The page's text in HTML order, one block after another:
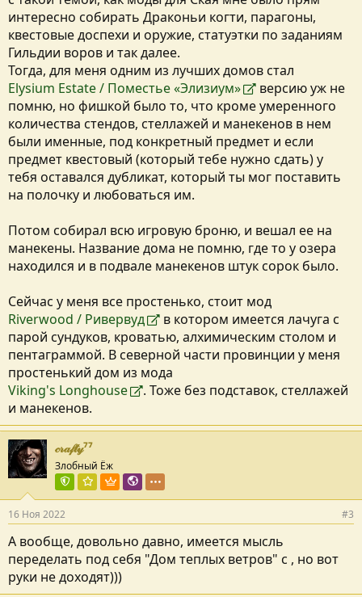
интересно собирать Драконьи когти, парагоны,
квестовые доспехи и оружие, статуэтки по заданиям
Гильдии воров и так далее.
Тогда, для меня одним из лучших домов стал
Elysium Estate / Поместье «Элизиум»
версию уж не
помню, но фишкой было то, что кроме умеренного
количества стендов, стеллажей и манекенов в нем
были именные, под конкретный предмет и если
предмет квестовый (который тебе нужно сдать) у
тебя оставался дубликат, который ты мог поставить
на полочку и любоваться им.
Потом собирал всю игровую броню, и вешал ее на
манекены. Название дома не помню, где то у озера
находился и в подвале манекенов штук сорок было.
Сейчас у меня все простенько, стоит мод
Riverwood / Ривервуд
в котором имеется лачуга с
парой сундуков, кроватью, алхимическим столом и
пентаграммой. В северной части провинции у меня
простенький дом из мода
Viking's Longhouse
. Тоже без подставок, стеллажей
и манекенов.
𝒸𝓇𝒶𝒻𝓉𝓎⁷⁷
Злобный Ёж
Команда форума
Куратор раздела
Пользователь VIP
Локализатор
16 Ноя 2022 #3
А вообще, довольно давно, имеется мысль
переделать под себя "Дом теплых ветров" с , но вот
руки не доходят)))